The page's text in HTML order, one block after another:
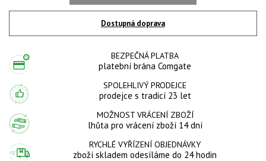
Dostupná doprava
BEZPEČNÁ PLATBA
platební brána Comgate
SPOLEHLIVÝ PRODEJCE
prodejce s tradicí 23 let
MOŽNOST VRÁCENÍ ZBOŽÍ
lhůta pro vrácení zboží 14 dní
RYCHLÉ VYŘÍZENÍ OBJEDNÁVKY
zboží skladem odesíláme do 24 hodin